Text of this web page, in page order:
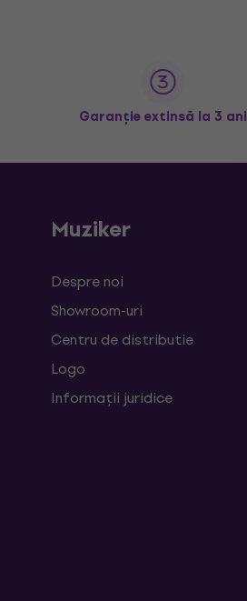
Garanție extinsă la 3 ani
Muziker
Despre noi
Showroom-uri
Centru de distributie
Logo
Informații juridice